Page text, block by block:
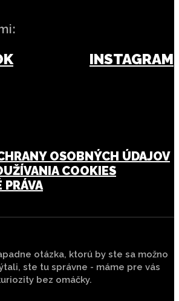
INSTAGRAM
OSOBNÝCH ÚDAJOV
COOKIES
PRÁVA
otázka, ktorú by ste sa možno
ste tu správne - máme pre vás
bez omáčky.